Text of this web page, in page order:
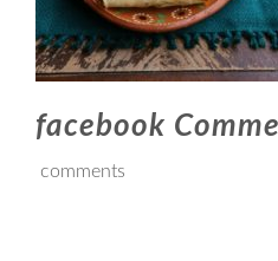
facebook
comments